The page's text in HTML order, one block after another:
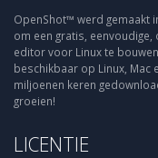
OpenShot™ werd gemaakt
om een gratis,
editor voor Linux te
beschikbaar op Linux, Mac
miljoenen keren
groeien!
LICENTIE